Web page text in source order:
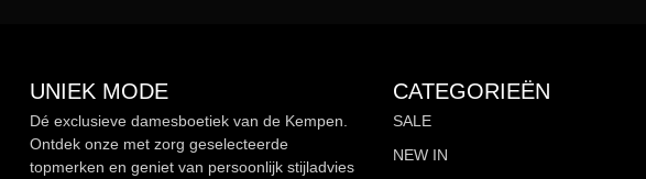
UNIEK MODE
Dé exclusieve damesboetiek van de Kempen.
Ontdek onze met zorg geselecteerde
topmerken en geniet van persoonlijk stijladvies
CATEGORIEËN
SALE
NEW IN